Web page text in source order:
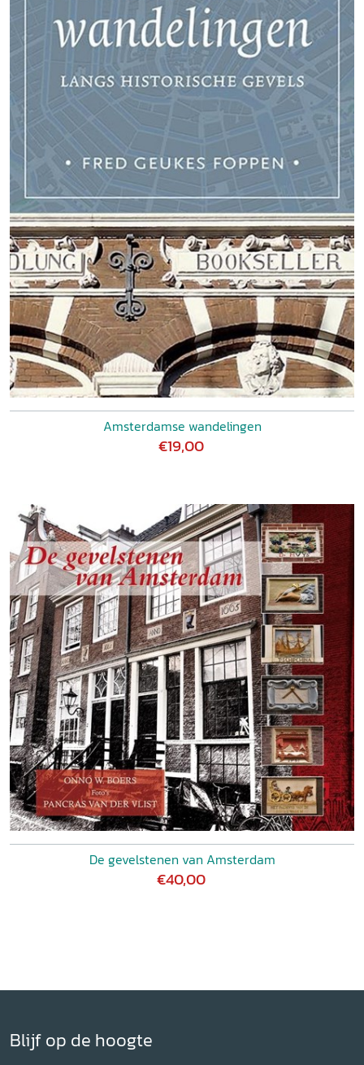
Amsterdamse wandelingen
€19,00
De gevelstenen van Amsterdam
€40,00
Blijf op de hoogte